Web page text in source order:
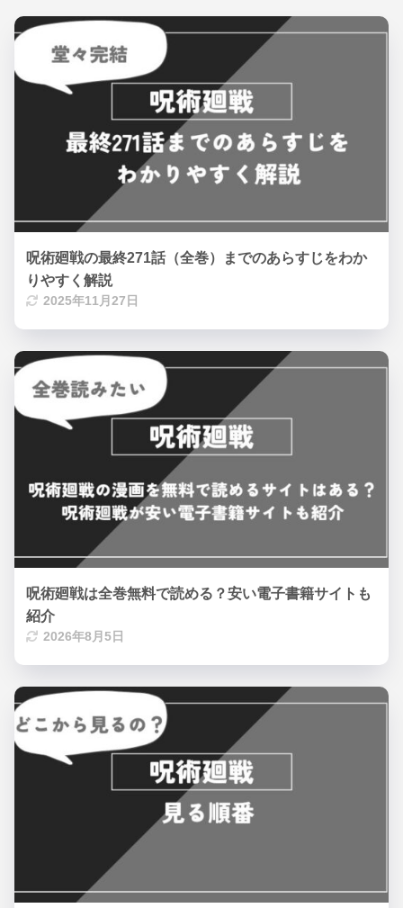
呪術廻戦の最終271話（全巻）までのあらすじをわか
りやすく解説
2025年11月27日
呪術廻戦は全巻無料で読める？安い電子書籍サイトも
紹介
2026年8月5日